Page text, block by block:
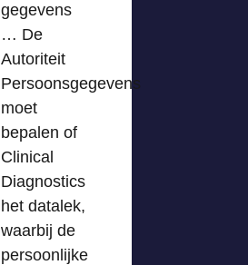
gegevens
… De
Autoriteit
Persoonsgegevens
moet
bepalen of
Clinical
Diagnostics
het datalek,
waarbij de
persoonlijke